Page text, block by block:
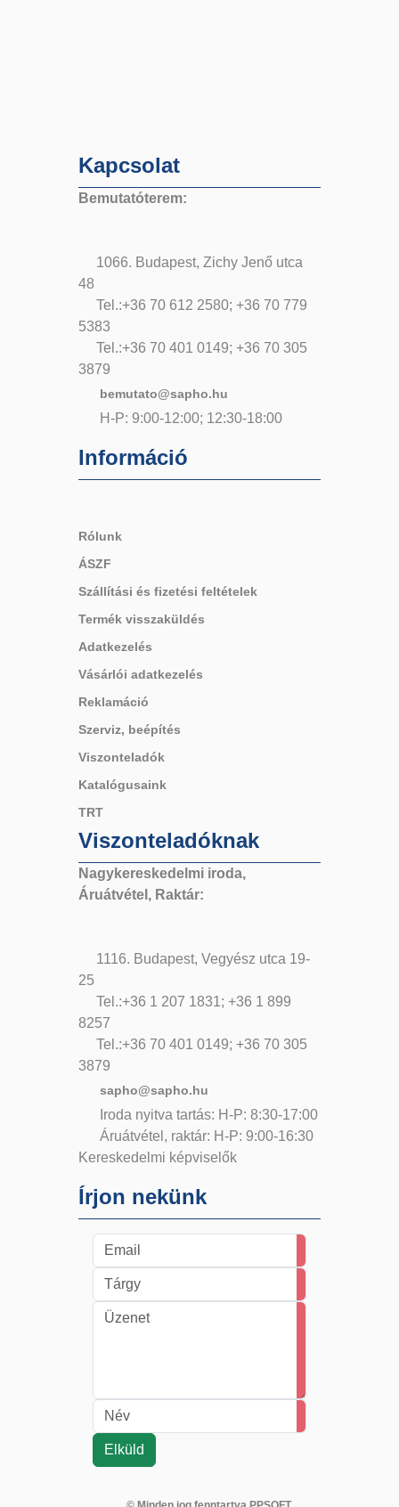
Kapcsolat
Bemutatóterem:
1066. Budapest, Zichy Jenő utca
48
Tel.:+36 70 612 2580; +36 70 779
5383
Tel.:+36 70 401 0149; +36 70 305
3879
bemutato@sapho.hu
H-P: 9:00-12:00; 12:30-18:00
Információ
Rólunk
ÁSZF
Szállítási és fizetési feltételek
Termék visszaküldés
Adatkezelés
Vásárlói adatkezelés
Reklamáció
Szerviz, beépítés
Viszonteladók
Katalógusaink
TRT
Viszonteladóknak
Nagykereskedelmi iroda,
Áruátvétel, Raktár:
1116. Budapest, Vegyész utca 19-
25
Tel.:+36 1 207 1831; +36 1 899
8257
Tel.:+36 70 401 0149; +36 70 305
3879
sapho@sapho.hu
Iroda nyitva tartás: H-P: 8:30-17:00
Áruátvétel, raktár: H-P: 9:00-16:30
Kereskedelmi képviselők
Írjon nekünk